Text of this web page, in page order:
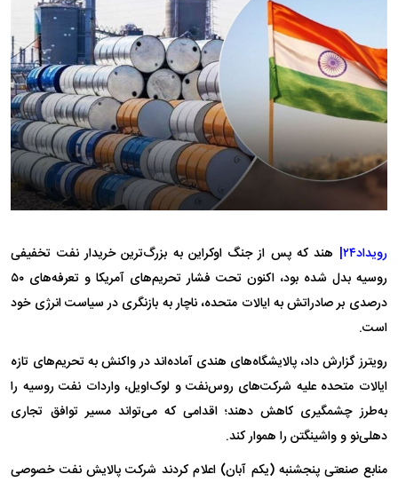
رویداد۲۴|
هند که پس از جنگ اوکراین به بزرگ‌ترین خریدار نفت تخفیفی
روسیه بدل شده بود، اکنون تحت فشار تحریم‌های آمریکا و تعرفه‌های ۵۰
درصدی بر صادراتش به ایالات متحده، ناچار به بازنگری در سیاست انرژی خود
است.
رویترز گزارش داد، پالایشگاه‌های هندی آماده‌اند در واکنش به تحریم‌های تازه
ایالات متحده علیه شرکت‌های روس‌نفت و لوک‌اویل، واردات نفت روسیه را
به‌طرز چشمگیری کاهش دهند؛ اقدامی که می‌تواند مسیر توافق تجاری
دهلی‌نو و واشینگتن را هموار کند.
منابع صنعتی پنجشنبه (یکم آبان) اعلام کردند شرکت پالایش نفت خصوصی